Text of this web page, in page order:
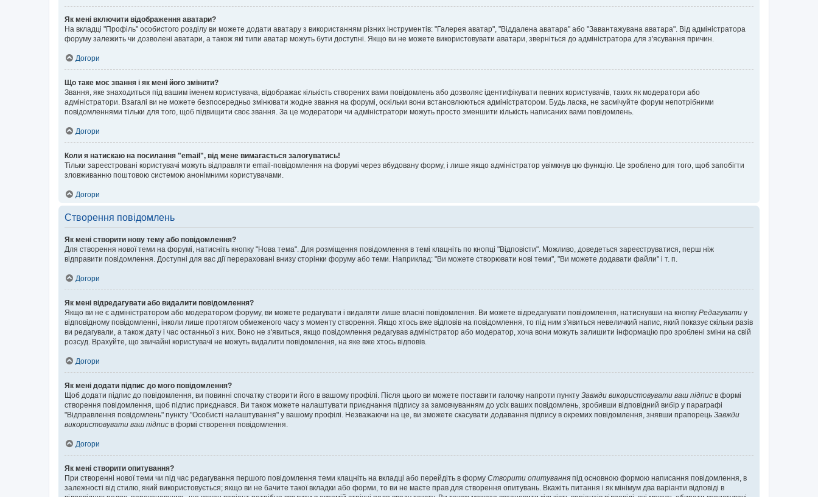
Як мені включити відображення аватари?
На вкладці "Профіль" особистого розділу ви можете додати аватару з використанням різних інструментів: "Галерея аватар", "Віддалена аватара" або "Завантажувана аватара". Від адміністратора
форуму залежить чи дозволені аватари, а також які типи аватар можуть бути доступні. Якщо ви не можете використовувати аватари, зверніться до адміністратора для з'ясування причин.
Догори
Що таке моє звання і як мені його змінити?
Звання, яке знаходиться під вашим іменем користувача, відображає кількість створених вами повідомлень або дозволяє ідентифікувати певних користувачів, таких як модератори або
адміністратори. Взагалі ви не можете безпосередньо змінювати жодне звання на форумі, оскільки вони встановлюються адміністратором. Будь ласка, не засмічуйте форум непотрібними
повідомленнями тільки для того, щоб підвищити своє звання. За це модератори чи адміністратори можуть просто зменшити кількість написаних вами повідомлень.
Догори
Коли я натискаю на посилання "email", від мене вимагається залогуватись!
Тільки зареєстровані користувачі можуть відправляти email-повідомлення на форумі через вбудовану форму, і лише якщо адміністратор увімкнув цю функцію. Це зроблено для того, щоб запобігти
зловживанню поштовою системою анонімними користувачами.
Догори
Створення повідомлень
Як мені створити нову тему або повідомлення?
Для створення нової теми на форумі, натисніть кнопку "Нова тема". Для розміщення повідомлення в темі клацніть по кнопці "Відповісти". Можливо, доведеться зареєструватися, перш ніж
відправити повідомлення. Доступні для вас дії перераховані внизу сторінки форуму або теми. Наприклад: "Ви можете створювати нові теми", "Ви можете додавати файли" і т. п.
Догори
Як мені відредагувати або видалити повідомлення?
Якщо ви не є адміністратором або модератором форуму, ви можете редагувати і видаляти лише власні повідомлення. Ви можете відредагувати повідомлення, натиснувши на кнопку Редагувати у
відповідному повідомленні, інколи лише протягом обмеженого часу з моменту створення. Якщо хтось вже відповів на повідомлення, то під ним з'явиться невеличкий напис, який показує скільки разів
ви редагували, а також дату і час останньої з них. Воно не з'явиться, якщо повідомлення редагував адміністратор або модератор, хоча вони можуть залишити інформацію про зроблені зміни на свій
розсуд. Врахуйте, що звичайні користувачі не можуть видалити повідомлення, на яке вже хтось відповів.
Догори
Як мені додати підпис до мого повідомлення?
Щоб додати підпис до повідомлення, ви повинні спочатку створити його в вашому профілі. Після цього ви можете поставити галочку напроти пункту Завжди використовувати ваш підпис в формі
створення повідомлення, щоб підпис приєднався. Ви також можете налаштувати приєднання підпису за замовчуванням до усіх ваших повідомлень, зробивши відповідний вибір у параграфі
"Відправлення повідомлень" пункту "Особисті налаштування" у вашому профілі. Незважаючи на це, ви зможете скасувати додавання підпису в окремих повідомлення, знявши прапорець Завжди
використовувати ваш підпис в формі створення повідомлення.
Догори
Як мені створити опитування?
При створенні нової теми чи під час редагування першого повідомлення теми клацніть на вкладці або перейдіть в форму Створити опитування під основною формою написання повідомлення, в
залежності від стилю, який використовується; якщо ви не бачите такої вкладки або форми, то ви не маєте прав для створення опитувань. Вкажіть питання і як мінімум два варіанти відповіді в